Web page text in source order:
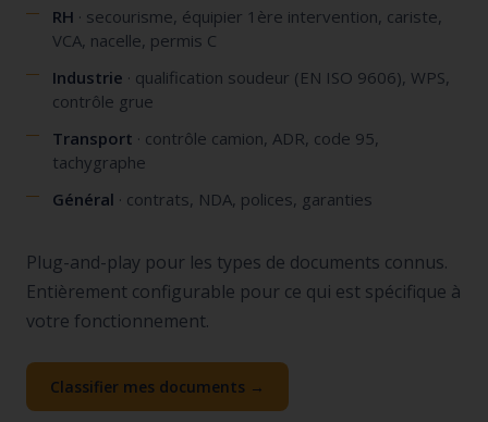
RH · secourisme, équipier 1ère intervention, cariste,
VCA, nacelle, permis C
Industrie · qualification soudeur (EN ISO 9606), WPS,
contrôle grue
Transport · contrôle camion, ADR, code 95,
tachygraphe
Général · contrats, NDA, polices, garanties
Plug-and-play pour les types de documents connus.
Entièrement configurable pour ce qui est spécifique à
votre fonctionnement.
Classifier mes documents →